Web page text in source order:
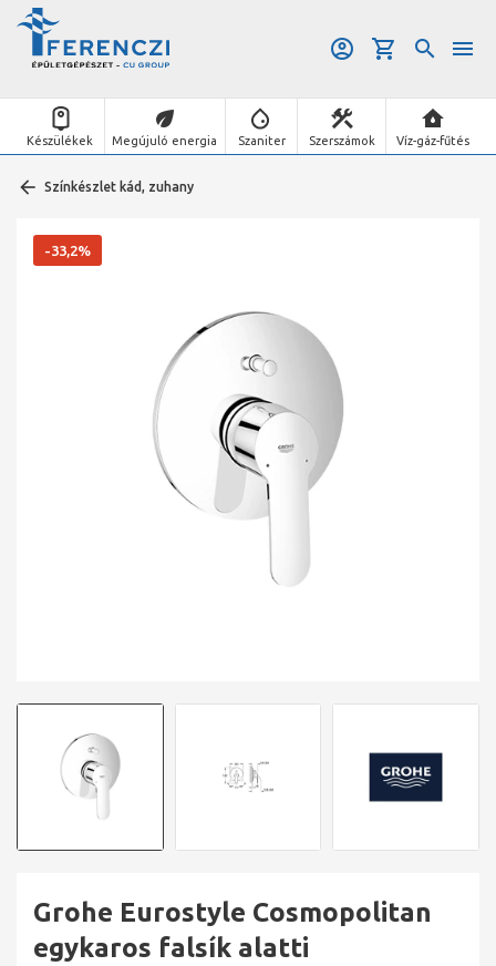
Készülékek Megújuló energia Szaniter Szerszámok Víz-gáz-fűtés
Színkészlet kád, zuhany
Grohe Eurostyle Cosmopolitan
egykaros falsík alatti
-33,2%